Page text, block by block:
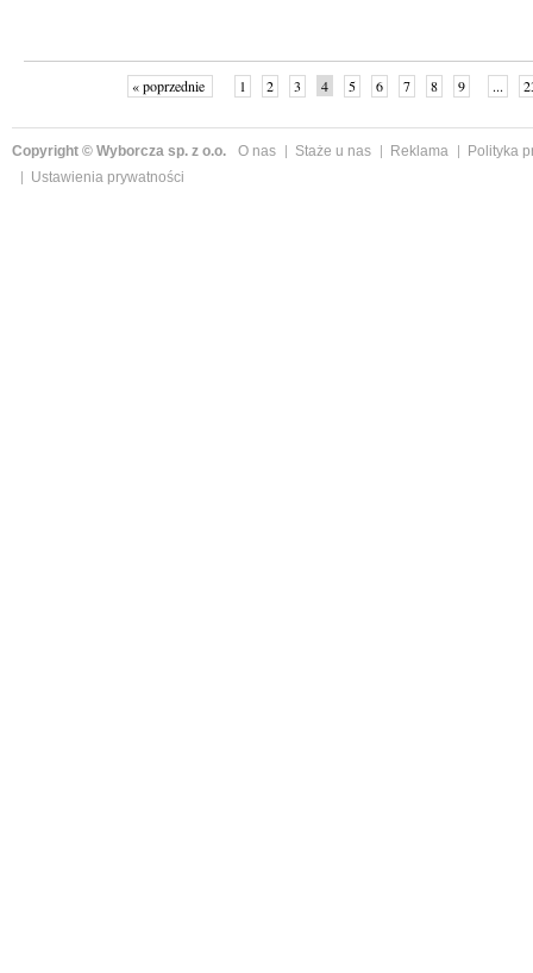
« poprzednie 1 2 3 4 5 6 7 8 9 ...
Copyright © Wyborcza sp. z o.o. O nas Staże u nas Reklama
Polityka
Ustawienia prywatności